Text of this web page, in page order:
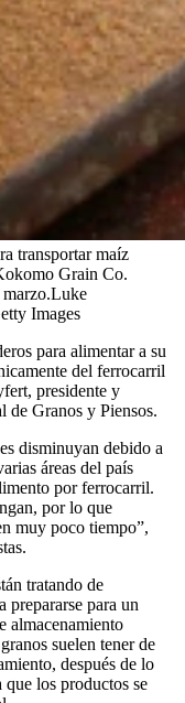
transportar maíz
Grain Co.
Luke
Images
para alimentar a su
del ferrocarril
presidente y
de Granos y Piensos.
disminuyan debido a
áreas del país
por ferrocarril.
por lo que
muy poco tiempo”,
tratando de
prepararse para un
almacenamiento
suelen tener de
después de lo
los productos se